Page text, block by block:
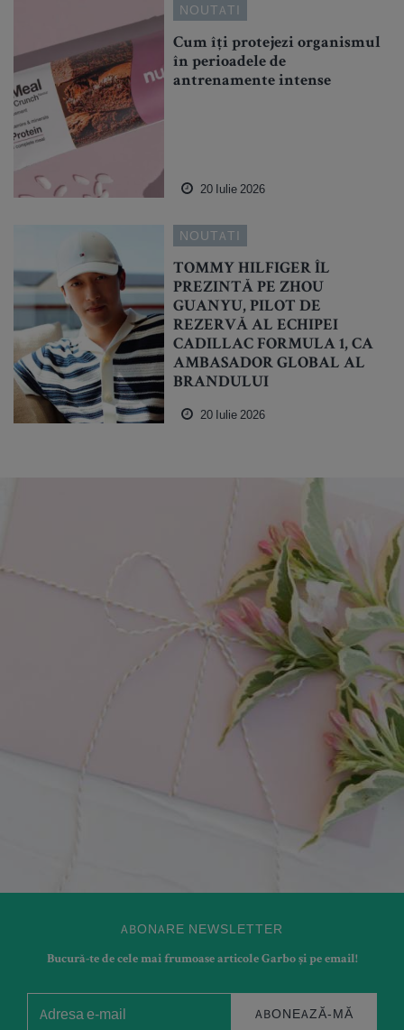
NOUTATI
Cum îți protejezi organismul
în perioadele de
antrenamente intense
20 Iulie 2026
NOUTATI
TOMMY HILFIGER ÎL
PREZINTĂ PE ZHOU
GUANYU, PILOT DE
REZERVĂ AL ECHIPEI
CADILLAC FORMULA 1, CA
AMBASADOR GLOBAL AL
BRANDULUI
20 Iulie 2026
ABONARE NEWSLETTER
Bucură-te de cele mai frumoase articole Garbo și pe email!
ABONEAZĂ-MĂ